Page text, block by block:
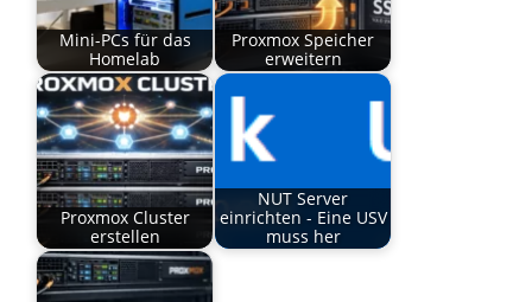
Mini-PCs für das
Homelab
Proxmox Speicher
erweitern
Proxmox Cluster
erstellen
NUT Server
einrichten - Eine USV
muss her